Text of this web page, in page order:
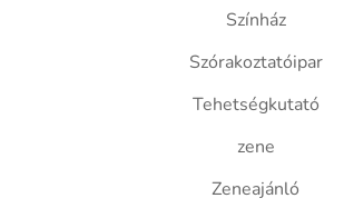
Színház
Szórakoztatóipar
Tehetségkutató
zene
Zeneajánló